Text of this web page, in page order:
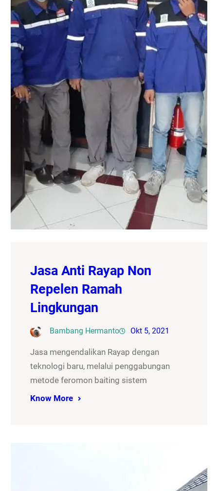
Jasa Anti Rayap Non
Repelen Ramah
Lingkungan
Bambang Hermanto Okt 5, 2021
Jasa mengendalikan Rayap dengan
teknologi baru, melalui penggabungan
metode feromon baiting sistem
Know More